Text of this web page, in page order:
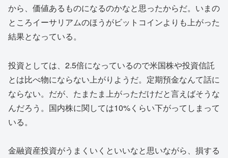
から、価値あるものになるのかなと思ったからだ。いまの
ところイーサリアムのほうがビットコインよりも上がった
結果となっている。
投資としては、2.5倍になっているので米国株や投資信託
とは比べ物にならない上がりようだ。定期預金なんて話に
ならない。だが、たまたま上がっただけだと言えばそうな
んだろう。国内株に関しては10%くらい下がってしまって
いる。
金融資産投資がうまくいくといいなと思いながら、損する